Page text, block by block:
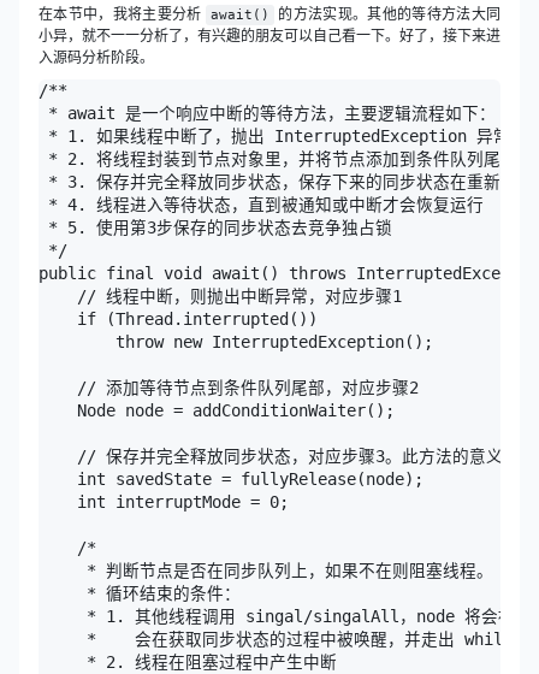
在本节中，我将主要分析
await()
的方法实现。其他的等待方法大同
小异，就不一一分析了，有兴趣的朋友可以自己看一下。好了，接下来进
入源码分析阶段。
/**
* await 是一个响应中断的等待方法，主要逻辑流程如下：
* 1. 如果线程中断了，抛出 InterruptedException 异常
* 2. 将线程封装到节点对象里，并将节点添加到条件队列尾部
* 3. 保存并完全释放同步状态，保存下来的同步状态在重新竞争
* 4. 线程进入等待状态，直到被通知或中断才会恢复运行
* 5. 使用第3步保存的同步状态去竞争独占锁
*/
public final void await() throws
    // 线程中断，则抛出中断异常，对应步骤1
    if (Thread.interrupted())
        throw new InterruptedException();
    // 添加等待节点到条件队列尾部，对应步骤2
    Node node = addConditionWaiter();
// 保存并完全释放同步状态，对应步骤3。此方法的意义会
    int savedState = fullyRelease(node);
    int interruptMode = 0;
    /*
     * 判断节点是否在同步队列上，如果不在则阻塞线程。
     * 循环结束的条件：
* 1. 其他线程调用 singal/singalAll，node 将会被转
*    会在获取同步状态的过程中被唤醒，并走出 while
     * 2. 线程在阻塞过程中产生中断